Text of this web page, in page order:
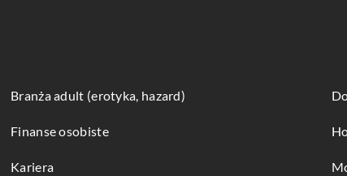
Branża adult (erotyka, hazard)
Finanse osobiste
Kariera